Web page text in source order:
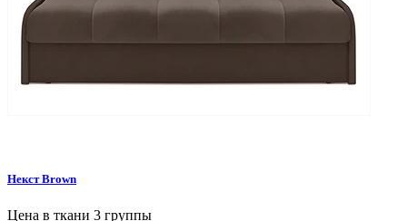
НекстBrown
Цена в ткани 3 группы